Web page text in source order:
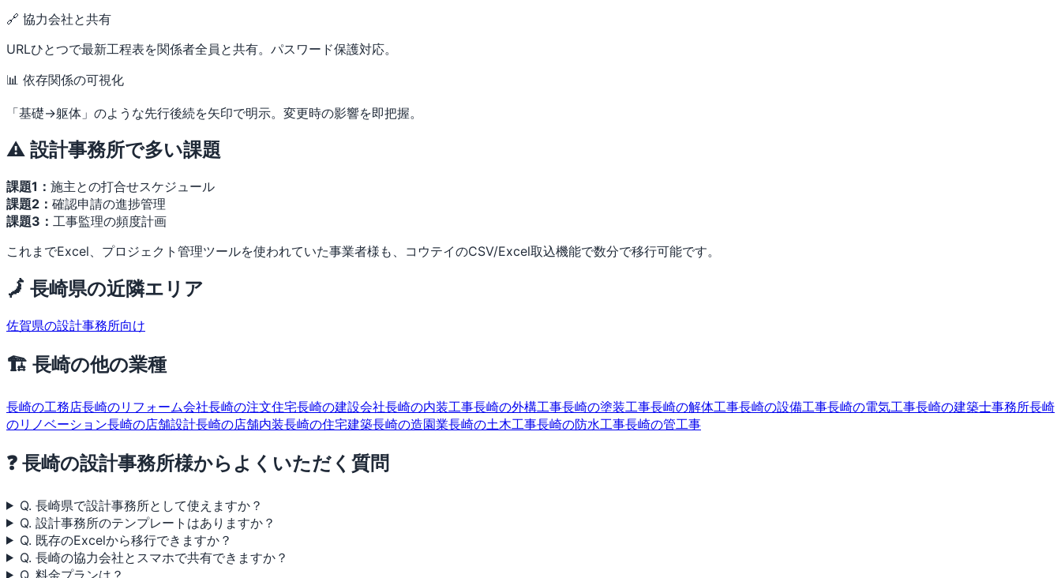
🔗 協力会社と共有
URLひとつで最新工程表を関係者全員と共有。パスワード保護対応。
📊 依存関係の可視化
「基礎→躯体」のような先行後続を矢印で明示。変更時の影響を即把握。
⚠️ 設計事務所で多い課題
課題1： 施主との打合せスケジュール
課題2： 確認申請の進捗管理
課題3： 工事監理の頻度計画
これまでExcel、プロジェクト管理ツールを使われていた事業者様も、コウテイのCSV/Excel取込機能で数分で移行可能です。
🗾 長崎県の近隣エリア
佐賀県の設計事務所向け
🏗 長崎の他の業種
長崎の工務店長崎のリフォーム会社長崎の注文住宅長崎の建設会社長崎の内装工事長崎の外構工事長崎の塗装工事長崎の解体工事長崎の設備工事長崎の電気工事長崎の建築士事務所長崎
のリノベーション長崎の店舗設計長崎の店舗内装長崎の住宅建築長崎の造園業長崎の土木工事長崎の防水工事長崎の管工事
❓ 長崎の設計事務所様からよくいただく質問
Q. 長崎県で設計事務所として使えますか？
Q. 設計事務所のテンプレートはありますか？
Q. 既存のExcelから移行できますか？
Q. 長崎の協力会社とスマホで共有できますか？
Q. 料金プランは？